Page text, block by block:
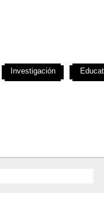
Investigación